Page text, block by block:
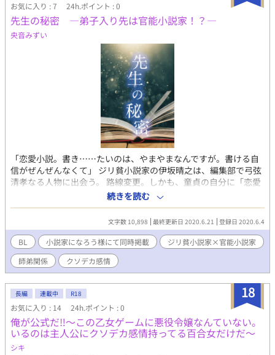
お気に入り : 7 24h.ポイント : 0
先生の秘密 ―弟子入り先は官能小説家！？―
央音みずい
「恋愛小説。書き……たいのは、やまやまなんですが。書ける自
信がぜんぜんなくて」 ジリ貧小説家の伊坂晴之は、編集部で弓弦
清孝なる人物に出会う。 路線変更。しかも、童貞の自分に「恋愛
小説」を書けという担当の提案に逡巡する伊坂に、弓弦は「俺が
教えてやろうか。恋愛のなんたるかってやつ」と告げる。 しか
し、弓弦は実は官能小説家で――！？ 弓弦のはちゃめちゃな思考
と行動に巻き込まれながらも、伊坂はどうにか彼に食らいついて
いく。 そしてそれと共に明かされる弓弦の「秘密」とは―― 年上
×年下／ジリ貧小説家×売れっ子官能小説家の現代モノBLです。
エロは中盤と終盤で予定しています。 基本、週に1回の更新にな
る予定です。 ムーンライトノベルズにも同様の作品を投稿してい
ます。
続きを読む
文字数 10,898 最終更新日 2020.6.21 登録日 2020.6.4
BL 小説家になろう様にて同時掲載
ジリ貧小説家×官能小説家
師弟関係
クソデカ感情
18
長編 連載中 R18
お気に入り : 14 24h.ポイント : 0
俺が公式だ‼～この乙女ゲームに悪役令嬢なんていない。
いるのは主人公にクソデカ感情持ってる百合女だけだ～
シキ